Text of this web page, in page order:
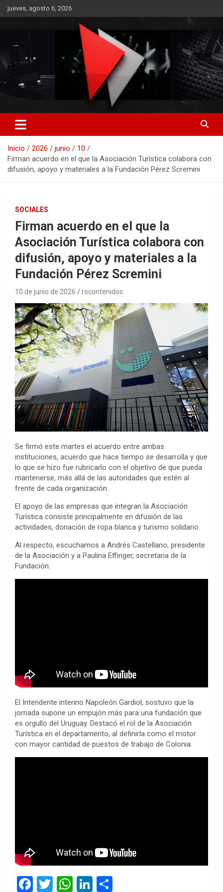
Saltar
al
jueves, agosto 6, 2026
RO CONTENIDOS
Inicio 2026 junio
10
Firman acuerdo en el que la Asociación Turística colabora con
difusión, apoyo y materiales a la Fundación Pérez Scremini
SOCIALES
Firman acuerdo en el que la
Asociación Turística colabora con
difusión, apoyo y materiales a la
Fundación Pérez Scremini
10 de junio de 2026 rocontenidos
Se firmó este martes el acuerdo entre ambas
instituciones, acuerdo que hace tiempo se desarrolla y que
lo que se hizo fue rubricarlo con el objetivo de que pueda
mantenerse, más allá de las autoridades que estén al
frente de cada organización.
El apoyo de las empresas que integran la Asociación
Turística consiste principalmente en difusión de las
actividades, donación de ropa blanca y turismo solidario.
Al respecto, escuchamos a Andrés Castellano, presidente
de la Asociación y a Paulina Effinger, secretaria de la
Fundación.
El Intendente interino Napoleón Gardiol, sostuvo que la
jornada supone un empujón más para una fundación que
es orgullo del Uruguay. Destacó el rol de la Asociación
Turística en el departamento, al definirla como el motor
con mayor cantidad de puestos de trabajo de Colonia.
F
T
W Li